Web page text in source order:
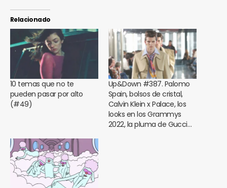
Relacionado
10 temas que no te
pueden pasar por alto
(#49)
Up&Down #387. Palomo
Spain, bolsos de cristal,
Calvin Klein x Palace, los
looks en los Grammys
2022, la pluma de Gucci…